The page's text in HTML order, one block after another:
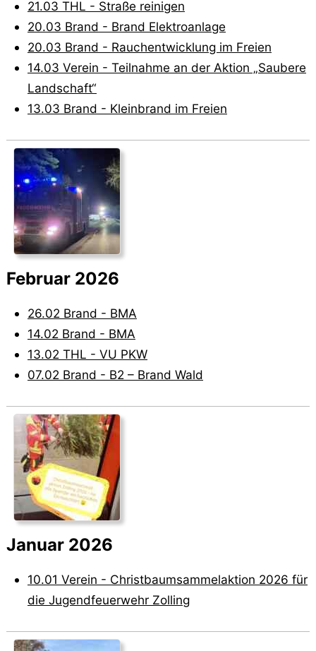
21.03 THL - Straße reinigen
20.03 Brand - Brand Elektroanlage
20.03 Brand - Rauchentwicklung im Freien
14.03 Verein - Teilnahme an der Aktion „Saubere
Landschaft“
13.03 Brand - Kleinbrand im Freien
Februar 2026
26.02 Brand - BMA
14.02 Brand - BMA
13.02 THL - VU PKW
07.02 Brand - B2 – Brand Wald
Januar 2026
10.01 Verein - Christbaumsammelaktion 2026 für
die Jugendfeuerwehr Zolling